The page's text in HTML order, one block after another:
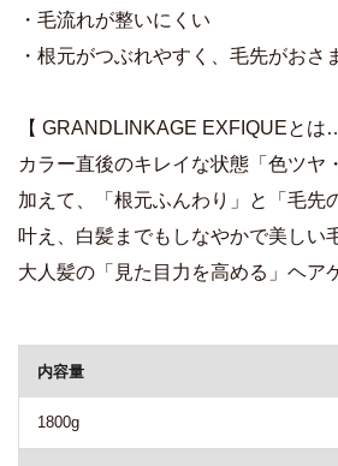
・毛流れが整いにくい
・根元がつぶれやすく、毛先がおさ
【 GRANDLINKAGE EXFIQUEとは
カラー直後のキレイな状態「色ツヤ
加えて、「根元ふんわり」と「毛先
叶え、白髪までもしなやかで美しい
大人髪の「見た目力を高める」ヘア
内容量
1800g